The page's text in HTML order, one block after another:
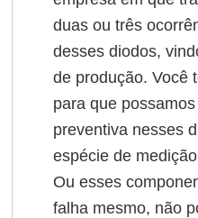
duas ou três
desses diodos,
de produção. Você
para que
preventiva nesses
espécie de
Ou esses
falha mesmo, não